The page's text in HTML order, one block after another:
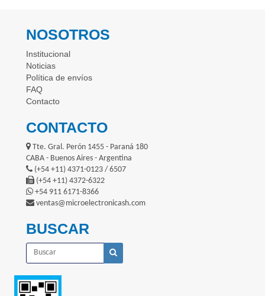
NOSOTROS
Institucional
Noticias
Política de envíos
FAQ
Contacto
CONTACTO
Tte. Gral. Perón 1455 - Paraná 180
CABA - Buenos Aires - Argentina
(+54 +11) 4371-0123 / 6507
(+54 +11) 4372-6322
+54 911 6171-8366
ventas@microelectronicash.com
BUSCAR